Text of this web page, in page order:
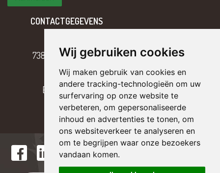
Wij gebruiken cookies
Wij maken gebruik van cookies en
andere tracking-technologieën om uw
surfervaring op onze website te
verbeteren, om gepersonaliseerde
inhoud en advertenties te tonen, om
ons websiteverkeer te analyseren en
om te begrijpen waar onze bezoekers
vandaan komen.
CONTACTGEGEVENS
7382 BH Klarenbeek
055 – 301 17 43
E
info@tterriele.nl